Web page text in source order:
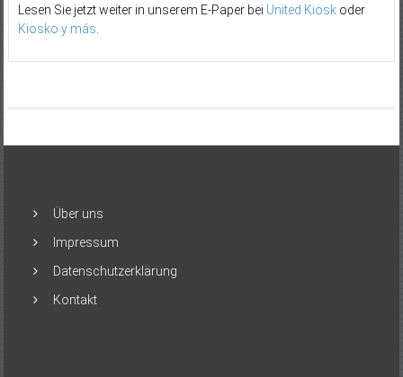
Lesen Sie jetzt weiter in unserem E-Paper bei United Kioskoder
Kiosko y más
Über uns
Impressum
Datenschutzerklärung
Kontakt